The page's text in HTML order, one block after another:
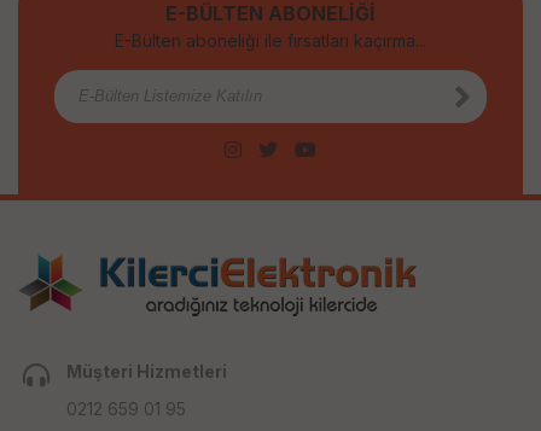
E-BÜLTEN ABONELİĞİ
E-Bülten aboneliği ile fırsatları kaçırma...
Müşteri Hizmetleri
0212 659 01 95